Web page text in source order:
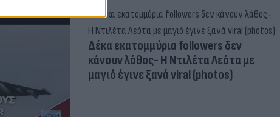
Δέκα εκατομμύρια followers δεν
κάνουν λάθος- Η Ντιλέτα Λεότα με
μαγιό έγινε ξανά viral (photos)